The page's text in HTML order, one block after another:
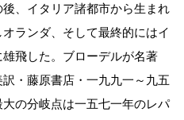
、イタリア諸都市から生まれ
ランダ、そして最終的にはイ
飛した。ブローデルが名著
訳・藤原書店・一九九一～九五
の分岐点は一五七一年のレパ